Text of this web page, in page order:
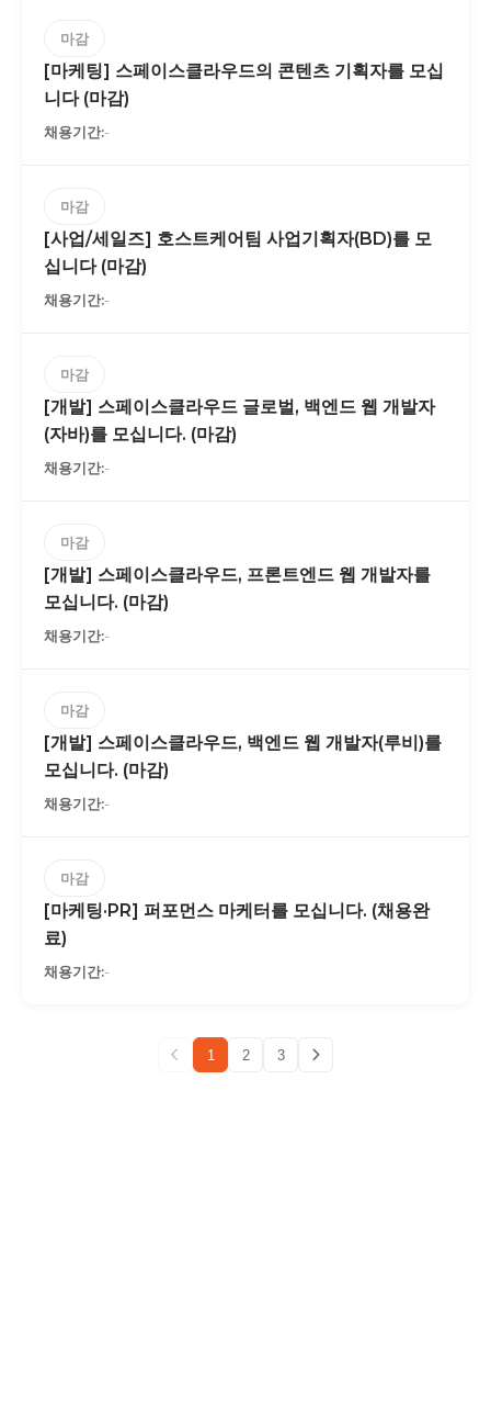
마감
[마케팅] 스페이스클라우드의 콘텐츠 기획자를 모십
니다 (마감)
-
마감
[사업/세일즈] 호스트케어팀 사업기획자(BD)를 모
십니다 (마감)
-
마감
[개발] 스페이스클라우드 글로벌, 백엔드 웹 개발자
(자바)를 모십니다. (마감)
-
마감
[개발] 스페이스클라우드, 프론트엔드 웹 개발자를
모십니다. (마감)
-
마감
[개발] 스페이스클라우드, 백엔드 웹 개발자(루비)를
모십니다. (마감)
-
마감
[마케팅·PR] 퍼포먼스 마케터를 모십니다. (채용완
료)
-
1 2 3